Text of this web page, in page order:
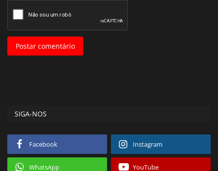
Postar comentário
SIGA-NOS
Facebook Instagram
WhatsApp YouTube